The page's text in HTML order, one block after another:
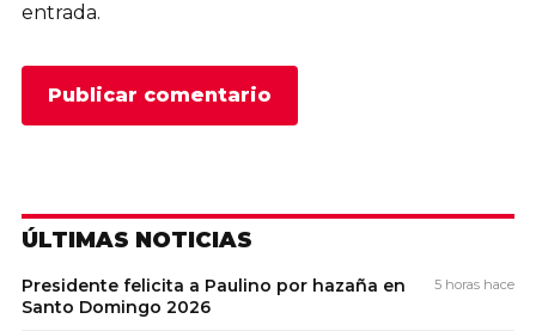
entrada.
ÚLTIMAS NOTICIAS
Presidente felicita a Paulino por hazaña en
Santo Domingo 2026
5 horas hace